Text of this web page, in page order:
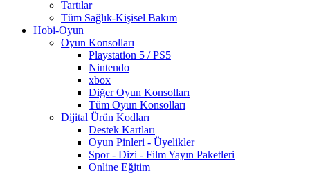
Tartılar
Tüm Sağlık-Kişisel Bakım
Hobi-Oyun
Oyun Konsolları
Playstation 5 / PS5
Nintendo
xbox
Diğer Oyun Konsolları
Tüm Oyun Konsolları
Dijital Ürün Kodları
Destek Kartları
Oyun Pinleri - Üyelikler
Spor - Dizi - Film Yayın Paketleri
Online Eğitim